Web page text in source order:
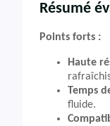
Résumé
Points forts :
Haute
Temps
fluide.